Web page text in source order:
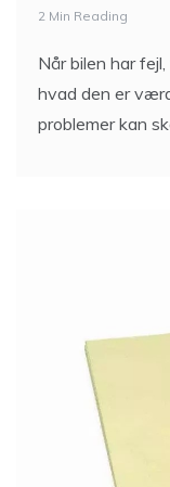
2 Min Reading
Når bilen har
hvad den er
problemer kan